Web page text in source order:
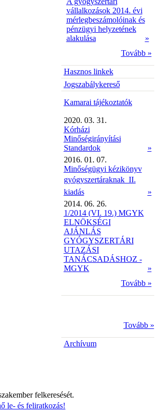
vállalkozások 2014. évi
mérlegbeszámolóinak és
pénzügyi helyzetének
alakulása
»
Tovább »
Hasznos linkek
Jogszabálykereső
Kamarai tájékoztatók
2020. 03. 31.
Kórházi
Minőségirányítási
Standardok
»
2016. 01. 07.
Minőségügyi kézikönyv
gyógyszertáraknak  II.
kiadás
»
2014. 06. 26.
1/2014 (VI. 19.) MGYK
ELNÖKSÉGI
AJÁNLÁS
GYÓGYSZERTÁRI
UTAZÁSI
TANÁCSADÁSHOZ -
MGYK
»
Tovább »
Tovább »
Archívum
felkeresését.
le- és feliratkozás!